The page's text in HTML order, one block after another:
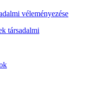
véleményezése
társadalmi